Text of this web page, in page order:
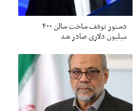
دستور توقف ساخت سالن ۴۰۰
میلیون دلاری صادر شد